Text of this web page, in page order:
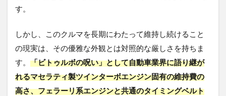
す。
しかし、このクルマを長期にわたって維持し続けること
の現実は、その優雅な外観とは対照的な厳しさを持ちま
す。 「ビトゥルボの呪い」として自動車業界に語り継が
れるマセラティ製ツインターボエンジン固有の維持費の
高さ、フェラーリ系エンジンと共通のタイミングベルト